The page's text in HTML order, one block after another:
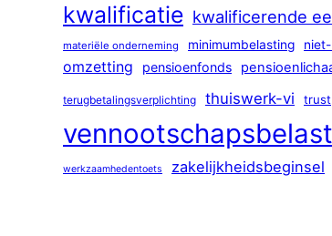
kwalificatie kwalificerende
materiële onderneming minimumbelasting
omzetting pensioenfonds
terugbetalingsverplichting thuiswerk-vi trust
werkzaamhedentoets zakelijkheidsbeginsel